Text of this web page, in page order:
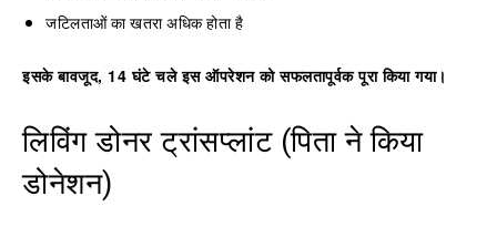
जटिलताओं का खतरा अधिक होता है
इसके बावजूद, 14 घंटे चले इस ऑपरेशन को सफलतापूर्वक पूरा किया गया।
लिविंग डोनर ट्रांसप्लांट (पिता ने किया
डोनेशन)